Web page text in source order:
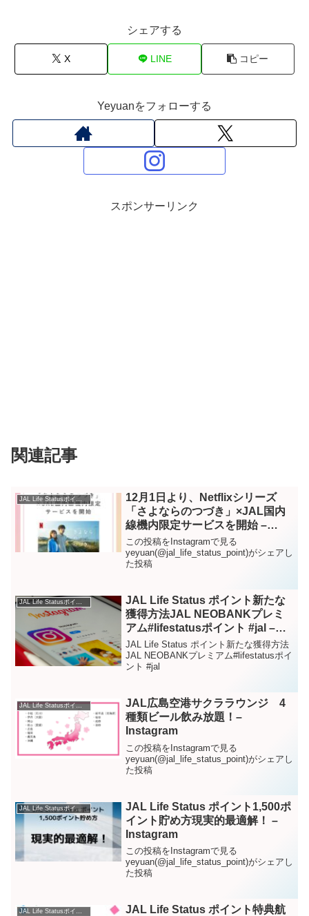
シェアする
X LINE コピー
Yeyuanをフォローする
スポンサーリンク
関連記事
JAL Life Statusポイント – Instagram
12月1日より、Netflixシリーズ
「さよならのつづき」×JAL国内
線機内限定サービスを開始 –
Instagram
この投稿をInstagramで見る
yeyuan(@jal_life_status_point)がシェアし
た投稿
JAL Life Statusポイント – Instagram
JAL Life Status ポイント新たな
獲得方法JAL NEOBANKプレミ
アム#lifestatusポイント #jal –
Instagram
JAL Life Status ポイント新たな獲得方法
JAL NEOBANKプレミアム#lifestatusポイ
ント #jal
JAL Life Statusポイント – Instagram
JAL広島空港サクララウンジ 4
種類ビール飲み放題！–
Instagram
この投稿をInstagramで見る
yeyuan(@jal_life_status_point)がシェアし
た投稿
JAL Life Statusポイント – Instagram
JAL Life Status ポイント1,500ポ
イント貯め方現実的最適解！ –
Instagram
この投稿をInstagramで見る
yeyuan(@jal_life_status_point)がシェアし
た投稿
JAL Life Statusポイント – Instagram
JAL Life Status ポイント特典航